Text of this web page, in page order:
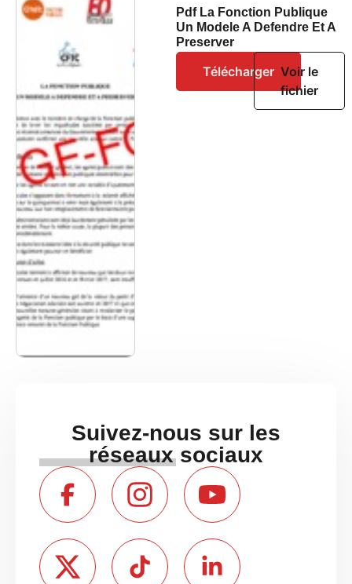
Pdf La Fonction Publique
Un Modele A Defendre Et A
Preserver
Télécharger Voir le
fichier
Suivez-nous sur les
réseaux sociaux